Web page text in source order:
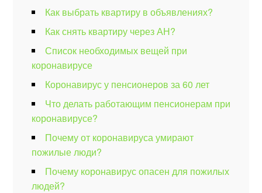
Как выбрать квартиру в объявлениях?
Как снять квартиру через АН?
Список необходимых вещей при
коронавирусе
Коронавирус у пенсионеров за 60 лет
Что делать работающим пенсионерам при
коронавирусе?
Почему от коронавируса умирают
пожилые люди?
Почему коронавирус опасен для пожилых
людей?